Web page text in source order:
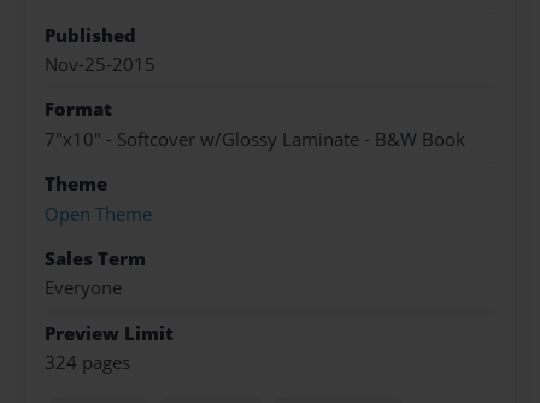
Published
Nov-25-2015
Format
7"x10" - Softcover w/Glossy Laminate - B&W Book
Theme
Open Theme
Sales Term
Everyone
Preview Limit
324 pages